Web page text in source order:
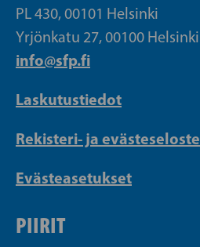
PL 430, 00101 Helsinki
Yrjönkatu 27, 00100 Helsinki
info@sfp.fi
Laskutustiedot
Rekisteri- ja evästeseloste
Evästeasetukset
PIIRIT